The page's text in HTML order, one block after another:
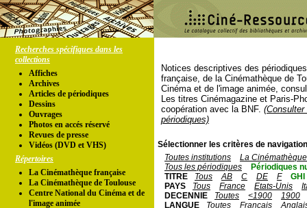
Recherches spécifiques dans les
collections
Affiches
Archives
Articles de périodiques
Dessins
Ouvrages
Photos en accés réservé
Revues de presse
Vidéos (DVD et VHS)
Répertoires
La Cinémathèque française
La Cinémathèque de Toulouse
Centre National du Cinéma et de
l'image animée
Notices descriptives des
française, de la Cinémathèque de
Cinéma et de l'image animée,
Les titres Cinémagazine et Paris-
coopération avec la BNF.
périodiques)
Sélectionner les critères de
Toutes institutions
La
Tous les périodiques
Périodiques
TITRE
Tous AB C DE F
GHI
PAYS
Tous France Etats-Unis
DECENNIE
Toutes <1900
1900
LANGUE
Toutes Français